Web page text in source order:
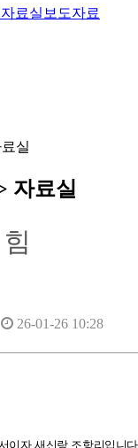
자료실 보도자료
실
자료실
26-01-26 10:28
이자 새신랑 조항리입니다